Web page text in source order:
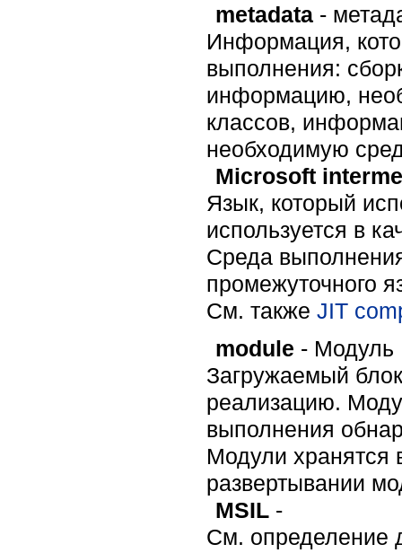
metadata -
Информация,
выполнения:
информацию,
классов,
необходимую
Microsoft
Язык, который
используется в
Среда
промежуточного
Cм. также JIT
module - Модуль
Загружаемый
реализацию.
выполнения
Модули хранятся
развертывании
MSIL -
См. определение